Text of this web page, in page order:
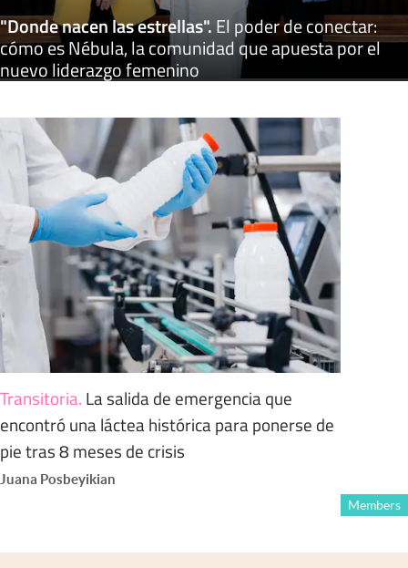
"Donde nacen las estrellas".El poder de conectar:
cómo es Nébula, la comunidad que apuesta por el
nuevo liderazgo femenino
Transitoria. La salida de emergencia que
encontró una láctea histórica para ponerse de
pie tras 8 meses de crisis
Juana Posbeyikian
Members